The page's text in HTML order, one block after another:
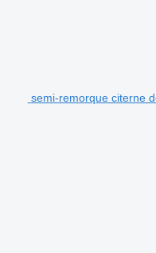
semi-remorque citerne